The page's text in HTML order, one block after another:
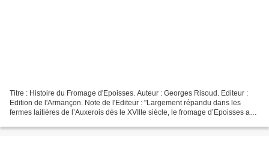
Titre : Histoire du Fromage d'Epoisses. Auteur : Georges Risoud. Editeur :
Edition de l'Armançon. Note de l'Editeur : "Largement répandu dans les
fermes laitières de l’Auxerois dès le XVIIIe siècle, le fromage d’Epoisses a